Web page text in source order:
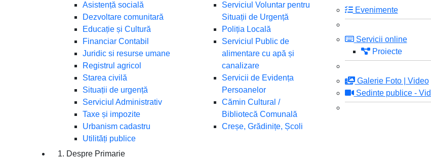
Asistență socială
Dezvoltare comunitară
Educație și Cultură
Financiar Contabil
Juridic si resurse umane
Registrul agricol
Starea civilă
Situații de urgență
Serviciul Administrativ
Taxe și impozite
Urbanism cadastru
Utilități publice
Serviciul Voluntar pentru
Situații de Urgență
Poliția Locală
Serviciul Public de
alimentare cu apă și
canalizare
Servicii de Evidența
Persoanelor
Cămin Cultural /
Bibliotecă Comunală
Creșe, Grădinițe, Școli
Evenimente
Servicii online
Proiecte
Galerie Foto | Video
Sedinte publice -
1. Despre Primarie